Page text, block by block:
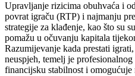
Upravljanje rizicima obuhvaća i
povrat igraču (RTP) i najmanju
strategije za klađenje, kao što su
pomažu u očuvanju kapitala
Razumijevanje kada prestati
neuspjeh, temelj je
financijsku stabilnost i omogućuje